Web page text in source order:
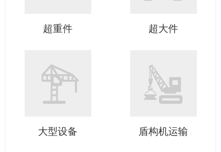
超重件 超大件
大型设备 盾构机运输